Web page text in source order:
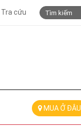
Tra cứu
MUA Ở ĐÂU